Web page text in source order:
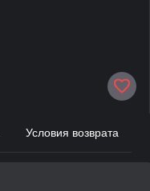
Условия возврата